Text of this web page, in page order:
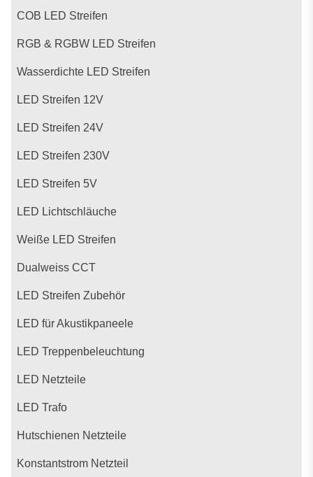
COB LED Streifen
RGB & RGBW LED Streifen
Wasserdichte LED Streifen
LED Streifen 12V
LED Streifen 24V
LED Streifen 230V
LED Streifen 5V
LED Lichtschläuche
Weiße LED Streifen
Dualweiss CCT
LED Streifen Zubehör
LED für Akustikpaneele
LED Treppenbeleuchtung
LED Netzteile
LED Trafo
Hutschienen Netzteile
Konstantstrom Netzteil